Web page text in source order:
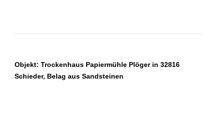
Objekt: Trockenhaus Papiermühle Plöger in 32816
Schieder, Belag aus Sandsteinen